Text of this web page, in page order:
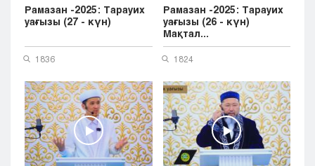
Рамазан -2025: Тарауих
уағызы (27 - күн)
1836
Рамазан -2025: Тарауих
уағызы (26 - күн)
Мақтал...
1824